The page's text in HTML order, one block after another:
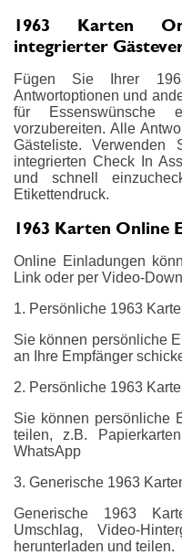
1963 Karten
integrierter
Fügen Sie Ihrer
Antwortoptionen und
für Essenswünsche
vorzubereiten. Alle
Gästeliste.
integrierten Check In
und schnell
Etikettendruck.
1963 Karten Online
Online Einladungen
Link oder per Video-
1. Persönliche 1963
Sie können persönliche
an Ihre Empfänger
2. Persönliche 1963
Sie können persönliche
teilen, z.B.
WhatsApp
3. Generische 1963
Generische 1963
Umschlag, Video-
herunterladen und teilen.